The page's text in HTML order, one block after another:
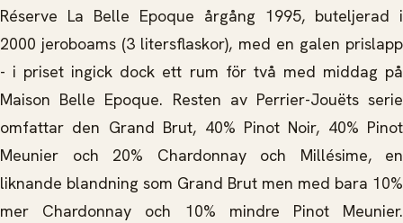
Réserve La Belle Epoque årgång 1995, buteljerad i
2000 jeroboams (3 litersflaskor), med en galen prislapp
- i priset ingick dock ett rum för två med middag på
Maison Belle Epoque. Resten av Perrier-Jouëts serie
omfattar den Grand Brut, 40% Pinot Noir, 40% Pinot
Meunier och 20% Chardonnay och Millésime, en
liknande blandning som Grand Brut men med bara 10%
mer Chardonnay och 10% mindre Pinot Meunier.